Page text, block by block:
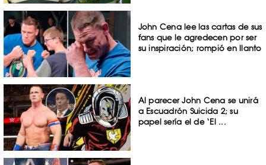
John Cena lee las cartas de sus
fans que le agredecen por ser
su inspiración; rompió en llanto
Al parecer John Cena se unirá
a Escuadrón Suicida 2; su
papel sería el de ‘El ...